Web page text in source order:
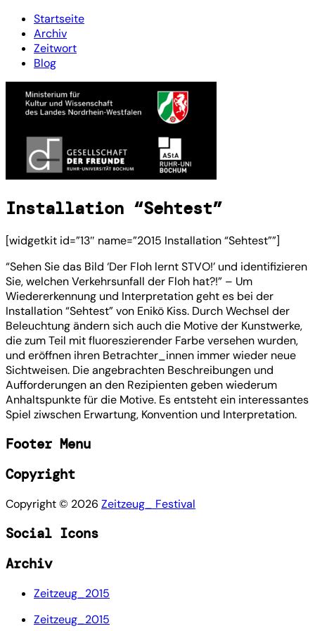
Startseite
Archiv
Zeitwort
Blog
Installation “Sehtest”
[widgetkit id=”13″ name=”2015 Installation “Sehtest””]
“Sehen Sie das Bild ‘Der Floh lernt STVO!’ und identifizieren
Sie, welchen Verkehrsunfall der Floh hat?!” – Um
Wiedererkennung und Interpretation geht es bei der
Installation “Sehtest” von Enikö Kiss. Durch Wechsel der
Beleuchtung ändern sich auch die Motive der Kunstwerke,
die zum Teil mit fluoreszierender Farbe versehen wurden,
und eröffnen ihren Betrachter_innen immer wieder neue
Sichtweisen. Die angebrachten Beschreibungen und
Aufforderungen an den Rezipienten geben wiederum
Anhaltspunkte für die Motive. Es entsteht ein interessantes
Spiel ziwschen Erwartung, Konvention und Interpretation.
Footer Menu
Copyright
Copyright © 2026 Zeitzeug_ Festival
Social Icons
Archiv
Zeitzeug_2015
Zeitzeug_2015